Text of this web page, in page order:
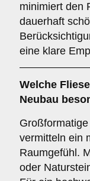
minimiert den
dauerhaft
eine klare
Welche
Neubau
vermitteln ein
Raumgefühl.
oder